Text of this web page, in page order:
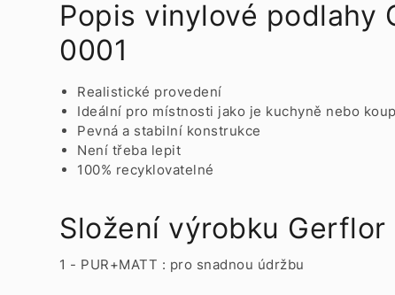
Popis vinylové podlahy
0001
Realistické provedení
Ideální pro místnosti jako je kuchyně nebo
Pevná a stabilní konstrukce
Není třeba lepit
100% recyklovatelné
Složení výrobku Gerflor
1 - PUR+MATT : pro snadnou údržbu